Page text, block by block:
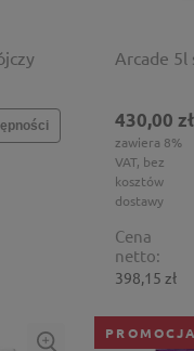
Arcade 5l
430,00 zł
zawiera 8%
VAT, bez
kosztów
dostawy
Cena
netto:
398,15 zł
PROMOCJA